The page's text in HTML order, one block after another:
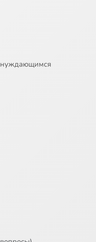
нуждающимся